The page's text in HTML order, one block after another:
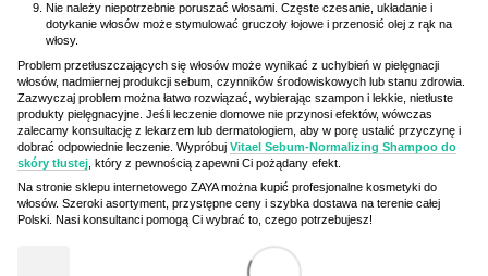
Nie należy niepotrzebnie poruszać włosami. Częste czesanie, układanie i
dotykanie włosów może stymulować gruczoły łojowe i przenosić olej z rąk na
włosy.
Problem przetłuszczających się włosów może wynikać z uchybień w pielęgnacji
włosów, nadmiernej produkcji sebum, czynników środowiskowych lub stanu zdrowia.
Zazwyczaj problem można łatwo rozwiązać, wybierając szampon i lekkie, nietłuste
produkty pielęgnacyjne. Jeśli leczenie domowe nie przynosi efektów, wówczas
zalecamy konsultację z lekarzem lub dermatologiem, aby w porę ustalić przyczynę i
dobrać odpowiednie leczenie. Wypróbuj Vitael Sebum-Normalizing Shampoo do
skóry tłustej, który z pewnością zapewni Ci pożądany efekt.
Na stronie sklepu internetowego ZAYA można kupić profesjonalne kosmetyki do
włosów. Szeroki asortyment, przystępne ceny i szybka dostawa na terenie całej
Polski. Nasi konsultanci pomogą Ci wybrać to, czego potrzebujesz!